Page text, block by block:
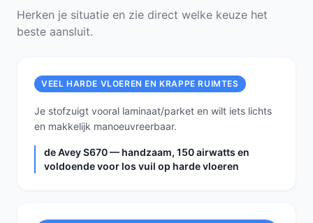
Herken je situatie en zie direct welke keuze het
beste aansluit.
VEEL HARDE VLOEREN EN KRAPPE RUIMTES
Je stofzuigt vooral laminaat/parket en wilt iets lichts
en makkelijk manoeuvreerbaar.
de Avey S670 — handzaam, 150 airwatts en
voldoende voor los vuil op harde vloeren